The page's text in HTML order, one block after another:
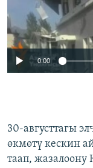
0:00
30-августтагы
өкмөтү кескин
таап, жазалоону